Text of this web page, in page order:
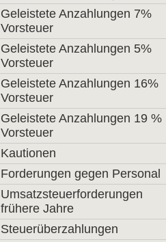
Geleistete Anzahlungen 7%
Vorsteuer
Geleistete Anzahlungen 5%
Vorsteuer
Geleistete Anzahlungen 16%
Vorsteuer
Geleistete Anzahlungen 19 %
Vorsteuer
Kautionen
Forderungen gegen Personal
Umsatzsteuerforderungen
frühere Jahre
Steuerüberzahlungen